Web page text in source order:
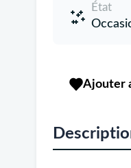
État
Ajouter